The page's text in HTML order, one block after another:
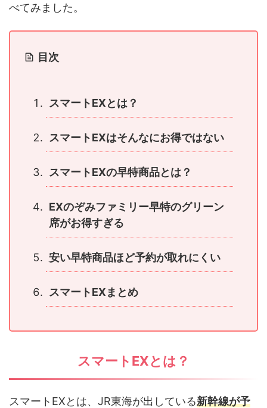
べてみました。
目次
スマートEXとは？
スマートEXはそんなにお得ではない
スマートEXの早特商品とは？
EXのぞみファミリー早特のグリーン
席がお得すぎる
安い早特商品ほど予約が取れにくい
スマートEXまとめ
スマートEXとは？
スマートEXとは、JR東海が出している新幹線が予